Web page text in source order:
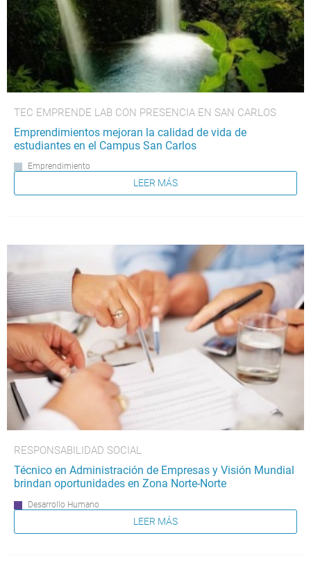
TEC EMPRENDE LAB CON PRESENCIA EN SAN CARLOS
Emprendimientos mejoran la calidad de vida de
estudiantes en el Campus San Carlos
Emprendimiento
LEER MÁS
RESPONSABILIDAD SOCIAL
Técnico en Administración de Empresas y Visión Mundial
brindan oportunidades en Zona Norte-Norte
Desarrollo Humano
LEER MÁS